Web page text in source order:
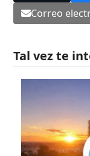
Correo
Tal vez te